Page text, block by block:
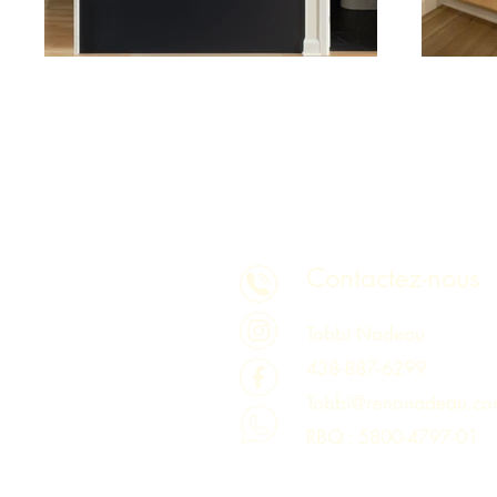
Contactez-nous
Tobbi Nadeau
438-887-6299
RBQ : 5800-4797-01